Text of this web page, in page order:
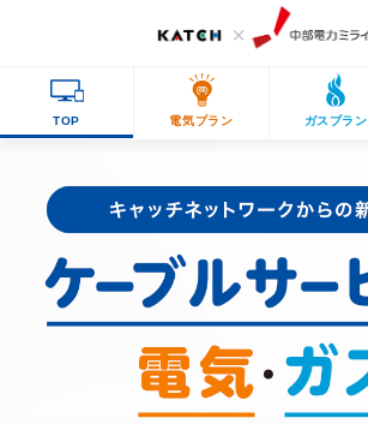
TOP 電気プラン ガスプラン